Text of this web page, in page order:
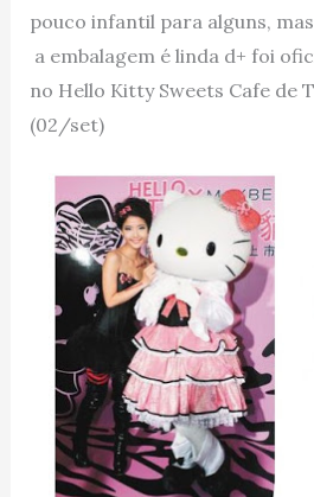
pouco infantil para alguns,
a embalagem é linda d+ foi
no Hello Kitty Sweets Cafe de
(02/set)